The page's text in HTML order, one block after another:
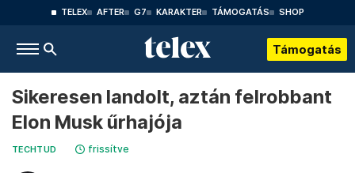
TELEX AFTER G7 KARAKTER TÁMOGATÁS SHOP
Támogatás
Sikeresen landolt, aztán felrobbant
Elon Musk űrhajója
TECHTUD frissítve